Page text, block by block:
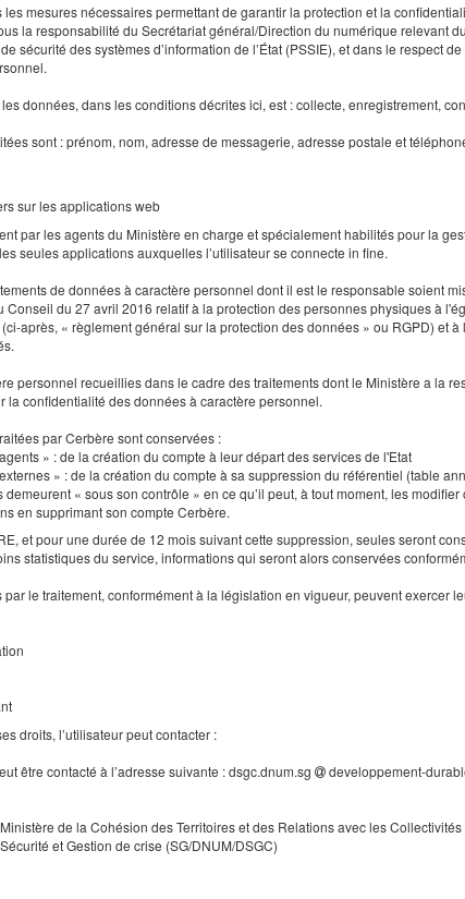
mesures nécessaires permettant de garantir la protection et la
la responsabilité du Secrétariat général/Direction du numérique relevant
sécurité des systèmes d’information de l’État (PSSIE), et dans le respect
données, dans les conditions décrites ici, est : collecte, enregistrement,
sont : prénom, nom, adresse de messagerie, adresse postale et
sur les applications web
par les agents du Ministère en charge et spécialement habilités pour la
seules applications auxquelles l’utilisateur se connecte in fine.
de données à caractère personnel dont il est le responsable soient
du 27 avril 2016 relatif à la protection des personnes physiques à
après, « règlement général sur la protection des données » ou RGPD) et
personnel recueillies dans le cadre des traitements dont le Ministère a la
la confidentialité des données à caractère personnel.
par Cerbère sont conservées :
» : de la création du compte à leur départ des services de l'Etat
» : de la création du compte à sa suppression du référentiel (table
« sous son contrôle » en ce qu’il peut, à tout moment, les
en supprimant son compte Cerbère.
et pour une durée de 12 mois suivant cette suppression, seules seront
statistiques du service, informations qui seront alors conservées
le traitement, conformément à la législation en vigueur, peuvent exercer
droits, l’utilisateur peut contacter :
être contacté à l’adresse suivante : dsgc.dnum.sg
developpement-
de la Cohésion des Territoires et des Relations avec les
et Gestion de crise (SG/DNUM/DSGC)